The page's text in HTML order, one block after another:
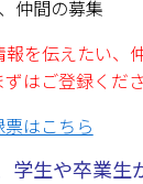
仲間の募集
を伝えたい、
はご登録くだ
はこちら
学生や卒業生